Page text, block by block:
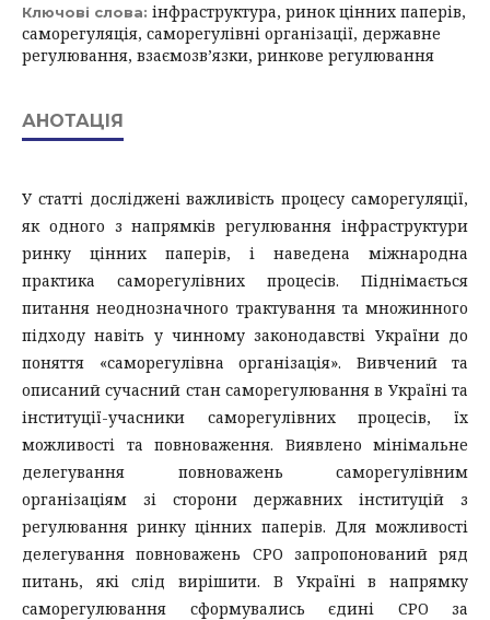
Ключові слова: інфраструктура, ринок цінних паперів,
саморегуляція, саморегулівні організації, державне
регулювання, взаємозв’язки, ринкове регулювання
АНОТАЦІЯ
У статті досліджені важливість процесу саморегуляції,
як одного з напрямків регулювання інфраструктури
ринку цінних паперів, і наведена міжнародна
практика саморегулівних процесів. Піднімається
питання неоднозначного трактування та множинного
підходу навіть у чинному законодавстві України до
поняття «саморегулівна організація». Вивчений та
описаний сучасний стан саморегулювання в Україні та
інституції-учасники саморегулівних процесів, їх
можливості та повноваження. Виявлено мінімальне
делегування повноважень саморегулівним
організаціям зі сторони державних інституцій з
регулювання ринку цінних паперів. Для можливості
делегування повноважень СРО запропонований ряд
питань, які слід вирішити. В Україні в напрямку
саморегулювання сформувались єдині СРО за